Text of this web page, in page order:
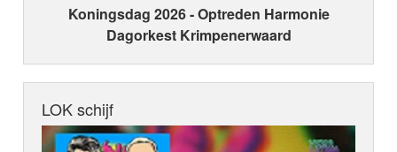
Koningsdag 2026 ‑ Optreden Harmonie
Dagorkest Krimpenerwaard
LOK schijf